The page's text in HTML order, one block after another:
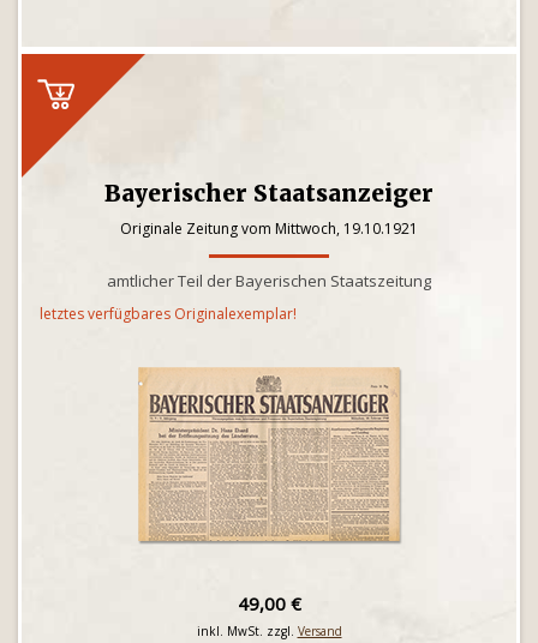
Bayerischer Staatsanzeiger
Originale Zeitung vom Mittwoch, 19.10.1921
amtlicher Teil der Bayerischen Staatszeitung
letztes verfügbares Originalexemplar!
49,00 €
inkl. MwSt. zzgl. Versand